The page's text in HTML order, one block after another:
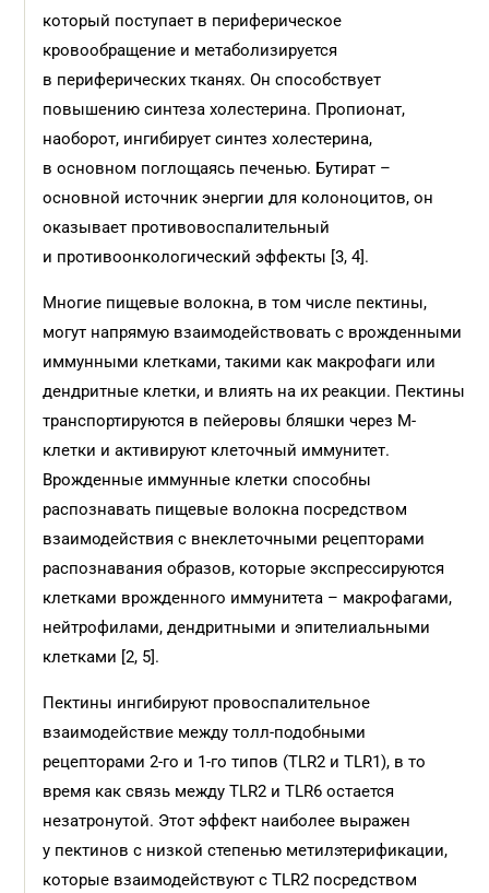
который поступает в периферическое
кровообращение и метаболизируется
в периферических тканях. Он способствует
повышению синтеза холестерина. Пропионат,
наоборот, ингибирует синтез холестерина,
в основном поглощаясь печенью. Бутират –
основной источник энергии для колоноцитов, он
оказывает противовоспалительный
и противоонкологический эффекты [3, 4].
Многие пищевые волокна, в том числе пектины,
могут напрямую взаимодействовать с врожденными
иммунными клетками, такими как макрофаги или
дендритные клетки, и влиять на их реакции. Пектины
транспортируются в пейеровы бляшки через М-
клетки и активируют клеточный иммунитет.
Врожденные иммунные клетки способны
распознавать пищевые волокна посредством
взаимодействия с внеклеточными рецепторами
распознавания образов, которые экспрессируются
клетками врожденного иммунитета – макрофагами,
нейтрофилами, дендритными и эпителиальными
клетками [2, 5].
Пектины ингибируют провоспалительное
взаимодействие между толл-подобными
рецепторами 2-го и 1-го типов (TLR2 и TLR1), в то
время как связь между TLR2 и TLR6 остается
незатронутой. Этот эффект наиболее выражен
у пектинов с низкой степенью метилэтерификации,
которые взаимодействуют с TLR2 посредством